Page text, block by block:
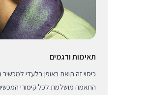
תאימות ודגמים
התאמה מושלמת לכל קימורי